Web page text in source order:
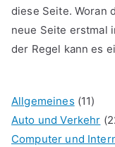
diese Seite. Woran
neue Seite erstmal
der Regel kann es
Allgemeines (11)
Auto und Verkehr
Computer und